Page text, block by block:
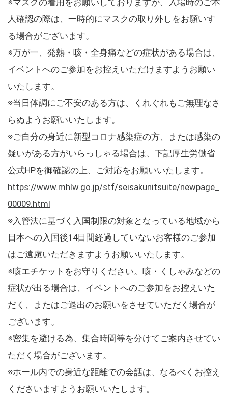
※マスクの着用をお願いしておりますが、入場時のご本
人確認の際は、一時的にマスクの取り外しをお願いす
る場合がございます。
※万が一、発熱・咳・全身痛などの症状がある場合は、
イベントへのご参加をお控えいただけますようお願い
いたします。
※当日体調にご不安のある方は、くれぐれもご無理なさ
らぬようお願いいたします。
※ご自分の身近に新型コロナ感染症の方、または感染の
疑いがある方がいらっしゃる場合は、下記厚生労働省
公式HPを御確認の上、ご対応をお願いいたします。
https://www.mhlw.go.jp/stf/seisakunitsuite/newpage_
00009.html
※入管法に基づく入国制限の対象となっている地域から
日本への入国後14日間経過していないお客様のご参加
はご遠慮いただきますようお願いいたします。
※咳エチケットをお守りください。咳・くしゃみなどの
症状が出る場合は、イベントへのご参加をお控えいた
だく、またはご退出のお願いをさせていただく場合が
ございます。
※密集を避ける為、集合時間等を分けてご案内させてい
ただく場合がございます。
※ホール内での身近な距離での会話は、なるべくお控え
くださいますようお願いいたします。